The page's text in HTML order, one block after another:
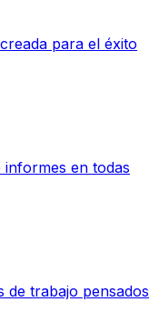
para el éxito
en todas
de trabajo pensados